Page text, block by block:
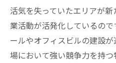
ための戦略
成功する不動産投
再開発エリアでの
市場分析とデータ
活気を失っていたエリアが
業活動が活発化しているの
ールやオフィスビルの建設
場において強い競争力を持